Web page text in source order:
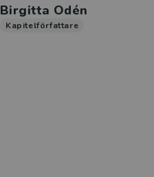
Birgitta Odén
Kapitelförfattare